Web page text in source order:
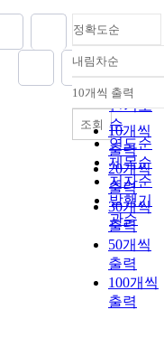
정확도순
정확도
순
인기도
순
연도순
제목순
저자순
발행기
관순
내림차순
내림차
10개씩 출력
10개씩
출력
20개씩
출력
30개씩
출력
50개씩
출력
100개씩
출력
조회